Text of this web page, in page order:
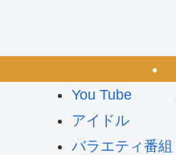
You Tube
アイドル
バラエティ番組